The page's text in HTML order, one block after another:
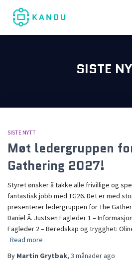
SISTE
SISTE NYTT
Møt ledergruppen
Gathering 2027!
Styret ønsker å takke alle frivillige og
fantastisk jobb med TG26. Det er med
presenterer ledergruppen for The
Daniel Å. Justsen Fagleder 1 –
Fagleder 2 – Beredskap og trygghet:
Read more
By Martin Grytbak, 3 månader ago